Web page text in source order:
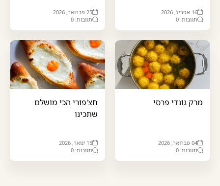
16 אפריל, 2026
תגובות: 0
25 פברואר, 2026
תגובות: 0
מרק גונדי פרסי
04 פברואר, 2026
תגובות: 0
חצ'פורי הכי מושלם
שתכינו
15 ינואר, 2026
תגובות: 0